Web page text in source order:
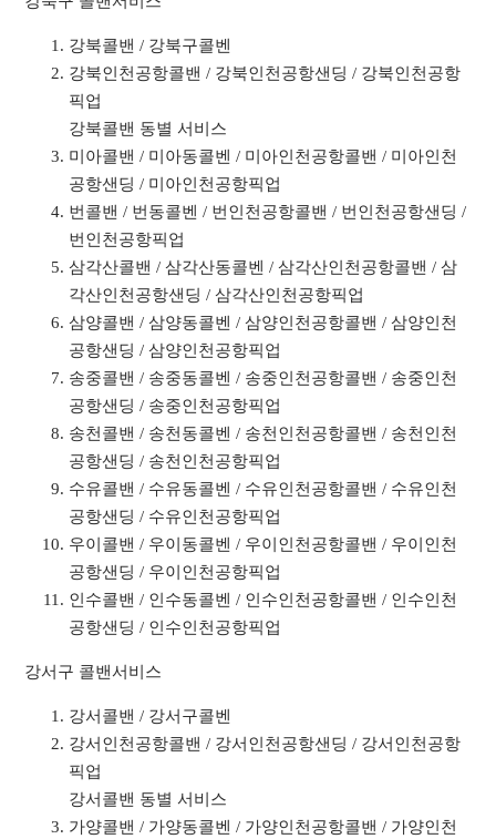
강북콜밴 / 강북구콜벤
강북인천공항콜밴 / 강북인천공항샌딩 / 강북인천공항
픽업
강북콜밴 동별 서비스
미아콜밴 / 미아동콜벤 / 미아인천공항콜밴 / 미아인천
공항샌딩 / 미아인천공항픽업
번콜밴 / 번동콜벤 / 번인천공항콜밴 / 번인천공항샌딩 /
번인천공항픽업
삼각산콜밴 / 삼각산동콜벤 / 삼각산인천공항콜밴 / 삼
각산인천공항샌딩 / 삼각산인천공항픽업
삼양콜밴 / 삼양동콜벤 / 삼양인천공항콜밴 / 삼양인천
공항샌딩 / 삼양인천공항픽업
송중콜밴 / 송중동콜벤 / 송중인천공항콜밴 / 송중인천
공항샌딩 / 송중인천공항픽업
송천콜밴 / 송천동콜벤 / 송천인천공항콜밴 / 송천인천
공항샌딩 / 송천인천공항픽업
수유콜밴 / 수유동콜벤 / 수유인천공항콜밴 / 수유인천
공항샌딩 / 수유인천공항픽업
우이콜밴 / 우이동콜벤 / 우이인천공항콜밴 / 우이인천
공항샌딩 / 우이인천공항픽업
인수콜밴 / 인수동콜벤 / 인수인천공항콜밴 / 인수인천
공항샌딩 / 인수인천공항픽업
강서구 콜밴서비스
강서콜밴 / 강서구콜벤
강서인천공항콜밴 / 강서인천공항샌딩 / 강서인천공항
픽업
강서콜밴 동별 서비스
가양콜밴 / 가양동콜벤 / 가양인천공항콜밴 / 가양인천